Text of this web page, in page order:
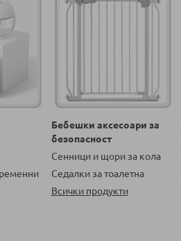
Бебешки аксесоари за
безопасност
Сенници и щори за кола
Седалки за тоалетна
Всички продукти